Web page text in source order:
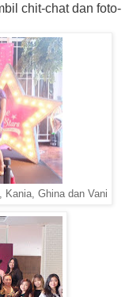
chit-chat dan foto-
Ghina dan Vani